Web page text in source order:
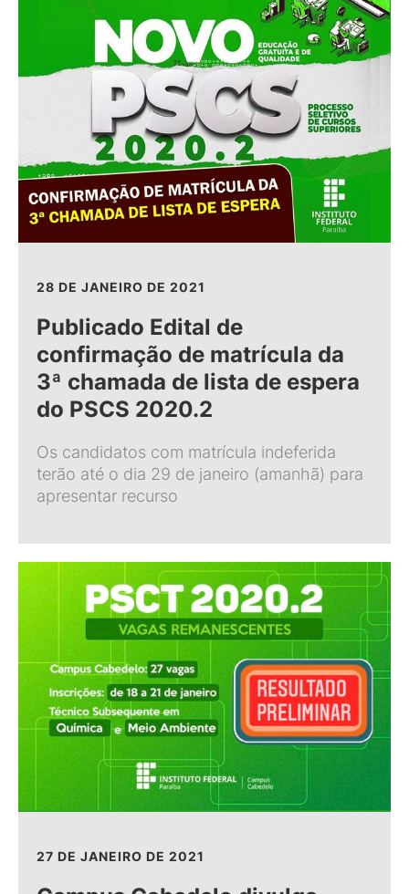
28 DE JANEIRO DE 2021
Publicado Edital de
confirmação de matrícula da
3ª chamada de lista de espera
do PSCS 2020.2
Os candidatos com matrícula indeferida
terão até o dia 29 de janeiro (amanhã) para
apresentar recurso
27 DE JANEIRO DE 2021